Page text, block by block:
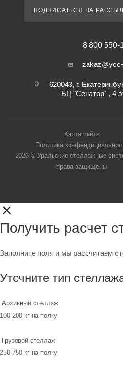
ПОДПИСАТЬСЯ НА
8 800 550-
620043, г.
БЦ "Сенатор" , 4
Карта сайта
Политика
2026 © Уральские стеллажные
права защищены
Получить расчет
Заполните поля и мы рассчитаем
Уточните тип
Архивный стеллаж
100-200 кг на полку
Грузовой стеллаж
250-750 кг на полку